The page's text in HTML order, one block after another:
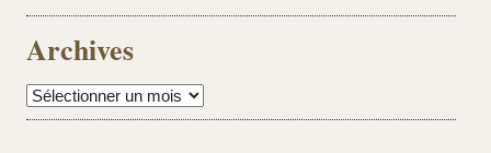
Archives
Archives